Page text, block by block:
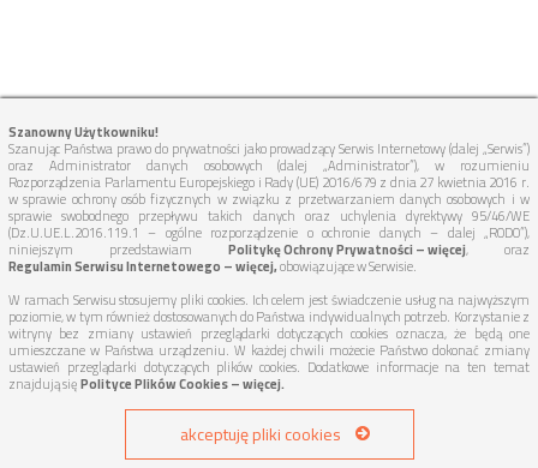
Szanowny Użytkowniku!
Szanując Państwa prawo do prywatności jako prowadzący Serwis Internetowy (dalej „Serwis”)
oraz Administrator danych osobowych (dalej „Administrator”), w rozumieniu
Rozporządzenia Parlamentu Europejskiego i Rady (UE) 2016/679 z dnia 27 kwietnia 2016 r.
w sprawie ochrony osób fizycznych w związku z przetwarzaniem danych osobowych i w
sprawie swobodnego przepływu takich danych oraz uchylenia dyrektywy 95/46/WE
(Dz.U.UE.L.2016.119.1 – ogólne rozporządzenie o ochronie danych – dalej „RODO”),
niniejszym przedstawiam Politykę Ochrony Prywatności – więcej, oraz
Regulamin Serwisu Internetowego – więcej,obowiązujące w Serwisie.
W ramach Serwisu stosujemy pliki cookies. Ich celem jest świadczenie usług na najwyższym
poziomie, w tym również dostosowanych do Państwa indywidualnych potrzeb. Korzystanie z
witryny bez zmiany ustawień przeglądarki dotyczących cookies oznacza, że będą one
umieszczane w Państwa urządzeniu. W każdej chwili możecie Państwo dokonać zmiany
ustawień przeglądarki dotyczących plików cookies. Dodatkowe informacje na ten temat
znajdują sięPolityce Plików Cookies – więcej.
akceptuję pliki cookies